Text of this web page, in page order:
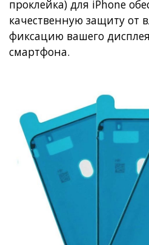
проклейка) для iPhone
качественную защиту от
фиксацию вашего
смартфона.